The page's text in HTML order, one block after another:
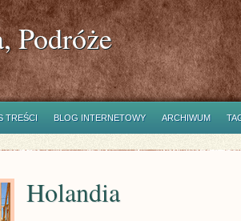
Podróże
TREŚCI BLOG INTERNETOWY ARCHIWUM
Holandia